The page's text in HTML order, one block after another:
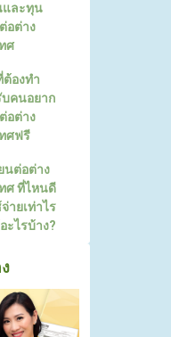
และทุน
อต่าง
ศ
ต้องทำ
คนอยาก
อต่าง
ศฟรี
นต่อต่าง
ศ ที่ไหนดี
ายเท่าไร
ะไรบ้าง?